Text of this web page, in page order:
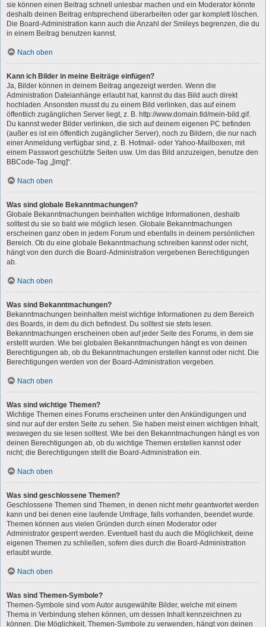
sie können einen Beitrag schnell unlesbar machen und ein Moderator könnte
deshalb deinen Beitrag entsprechend überarbeiten oder gar komplett löschen.
Die Board-Administration kann auch die Anzahl der Smileys begrenzen, die du
in einem Beitrag benutzen kannst.
Nach oben
Kann ich Bilder in meine Beiträge einfügen?
Ja, Bilder können in deinem Beitrag angezeigt werden. Wenn die
Administration Dateianhänge erlaubt hat, kannst du das Bild auch direkt
hochladen. Ansonsten musst du zu einem Bild verlinken, das auf einem
öffentlich zugänglichen Server liegt, z. B. http://www.domain.tld/mein-bild.gif.
Du kannst weder Bilder verlinken, die sich auf deinem eigenen PC befinden
(außer es ist ein öffentlich zugänglicher Server), noch zu Bildern, die nur nach
einer Anmeldung verfügbar sind, z. B. Hotmail- oder Yahoo-Mailboxen, mit
einem Passwort geschützte Seiten usw. Um das Bild anzuzeigen, benutze den
BBCode-Tag „[img]“.
Nach oben
Was sind globale Bekanntmachungen?
Globale Bekanntmachungen beinhalten wichtige Informationen, deshalb
solltest du sie so bald wie möglich lesen. Globale Bekanntmachungen
erscheinen ganz oben in jedem Forum und ebenfalls in deinem persönlichen
Bereich. Ob du eine globale Bekanntmachung schreiben kannst oder nicht,
hängt von den durch die Board-Administration vergebenen Berechtigungen
ab.
Nach oben
Was sind Bekanntmachungen?
Bekanntmachungen beinhalten meist wichtige Informationen zu dem Bereich
des Boards, in dem du dich befindest. Du solltest sie stets lesen.
Bekanntmachungen erscheinen oben auf jeder Seite des Forums, in dem sie
erstellt wurden. Wie bei globalen Bekanntmachungen hängt es von deinen
Berechtigungen ab, ob du Bekanntmachungen erstellen kannst oder nicht. Die
Berechtigungen werden von der Board-Administration vergeben.
Nach oben
Was sind wichtige Themen?
Wichtige Themen eines Forums erscheinen unter den Ankündigungen und
sind nur auf der ersten Seite zu sehen. Sie haben meist einen wichtigen Inhalt,
weswegen du sie lesen solltest. Wie bei den Bekanntmachungen hängt es von
deinen Berechtigungen ab, ob du wichtige Themen erstellen kannst oder
nicht; die Berechtigungen stellt die Board-Administration ein.
Nach oben
Was sind geschlossene Themen?
Geschlossene Themen sind Themen, in denen nicht mehr geantwortet werden
kann und bei denen eine laufende Umfrage, falls vorhanden, beendet wurde.
Themen können aus vielen Gründen durch einen Moderator oder
Administrator gesperrt werden. Eventuell hast du auch die Möglichkeit, deine
eigenen Themen zu schließen, sofern dies durch die Board-Administration
erlaubt wurde.
Nach oben
Was sind Themen-Symbole?
Themen-Symbole sind vom Autor ausgewählte Bilder, welche mit einem
Thema in Verbindung stehen können, um dessen Inhalt kennzeichnen zu
können. Die Möglichkeit, Themen-Symbole zu verwenden, hängt von deinen